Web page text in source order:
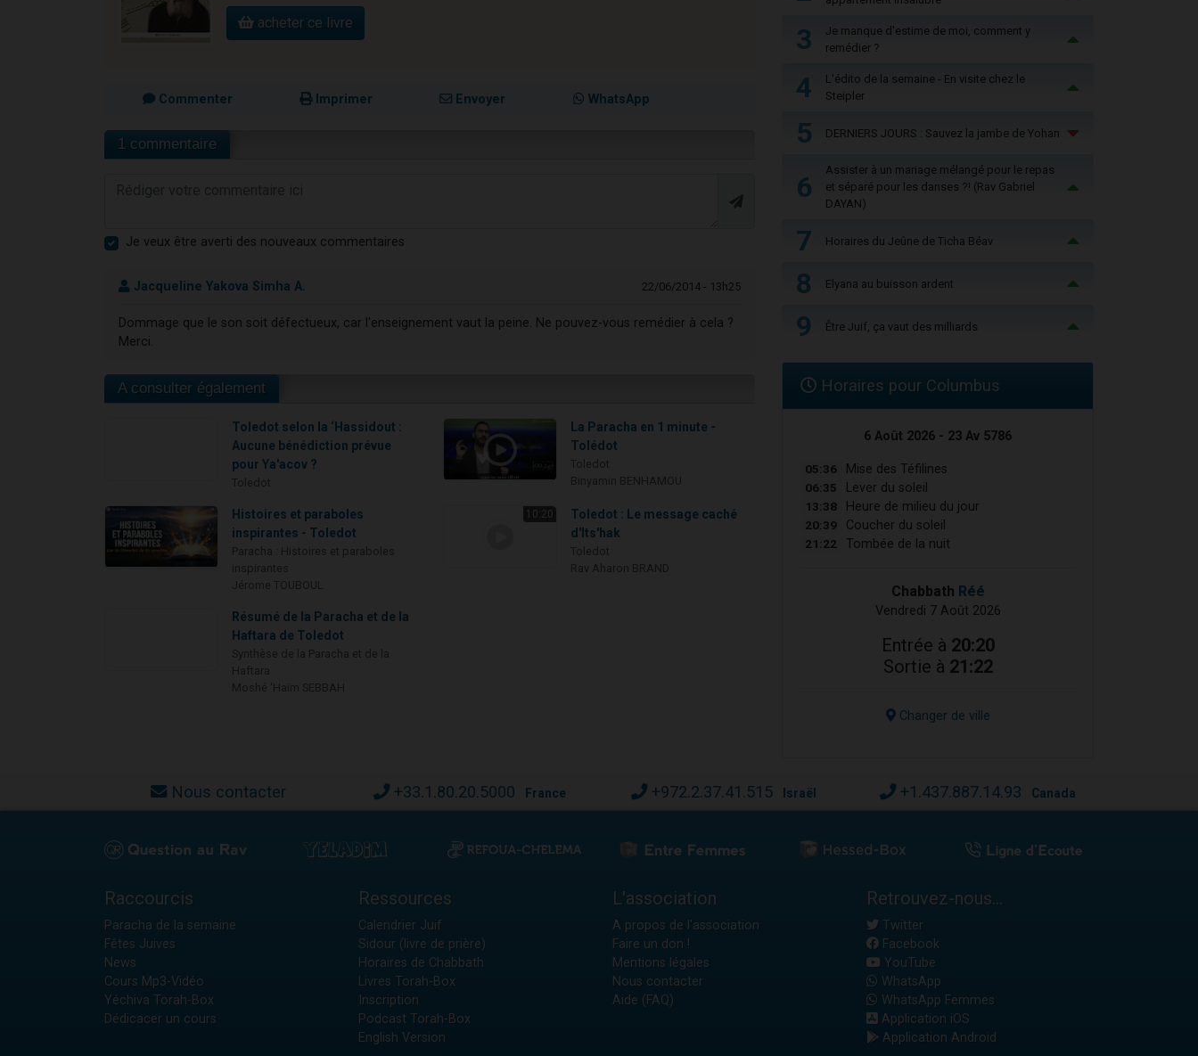
acheter ce livre
Commenter Imprimer Envoyer WhatsApp
1 commentaire
Je veux être averti des nouveaux commentaires
Jacqueline Yakova Simha A. 22/06/2014 - 13h25
Dommage que le son soit défectueux, car l'enseignement vaut la peine. Ne pouvez-vous remédier à cela ?
Merci.
A consulter également
Toledot selon la ‘Hassidout :
Aucune bénédiction prévue
pour Ya'acov ?
La Paracha en 1 minute -
Tolédot
Histoires et paraboles
inspirantes - Toledot
10:20
Toledot : Le message caché
d'Its'hak
Résumé de la Paracha et de la
Haftara de Toledot
3
Je manque d'estime de moi, comment y
remédier ?
4
L'édito de la semaine - En visite chez le
Steipler
5 DERNIERS JOURS : Sauvez la jambe de Yohan
6
Assister à un mariage mélangé pour le repas
et séparé pour les danses ?! (Rav Gabriel
DAYAN)
7 Horaires du Jeûne de Ticha Béav
8 Elyana au buisson ardent
9 Être Juif, ça vaut des milliards
Horaires pour Columbus
6 Août 2026 - 23 Av 5786
05:36 Mise des Téfilines
06:35 Lever du soleil
13:38 Heure de milieu du jour
20:39 Coucher du soleil
21:22 Tombée de la nuit
Chabbath Réé
Vendredi 7 Août 2026
Entrée à 20:20
Sortie à 21:22
Changer de ville
Nous contacter +33.1.80.20.5000 France +972.2.37.41.515 Israël +1.437.887.14.93 Canada
Raccourcis
Paracha de la semaine
Fêtes Juives
News
Cours Mp3-Vidéo
Yéchiva Torah-Box
Dédicacer un cours
Ressources
Calendrier Juif
Sidour (livre de prière)
Horaires de Chabbath
Livres Torah-Box
Inscription
Podcast Torah-Box
English Version
L'association
A propos de l'association
Faire un don !
Mentions légales
Nous contacter
Aide (FAQ)
Retrouvez-nous...
Twitter
Facebook
YouTube
WhatsApp
WhatsApp Femmes
Application iOS
Application Android